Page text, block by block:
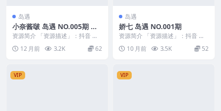
岛遇
小奈酱啵 岛遇 NO.005期 最
新至：2025.8.7
资源简介 「资源描述」：抖音 小
奈酱啵 岛遇 NO.005期 【13P2V】
最新...12 月前 3.2K 62
岛遇
娇七 岛遇 NO.001期
资源简介 「资源描述」：抖音 娇
「资源...
10 月前 3.5K 52
VIP VIP